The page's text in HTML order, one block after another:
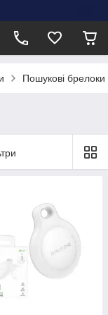
Пошукові брелоки